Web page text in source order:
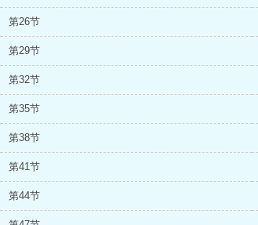
第26节
第29节
第32节
第35节
第38节
第41节
第44节